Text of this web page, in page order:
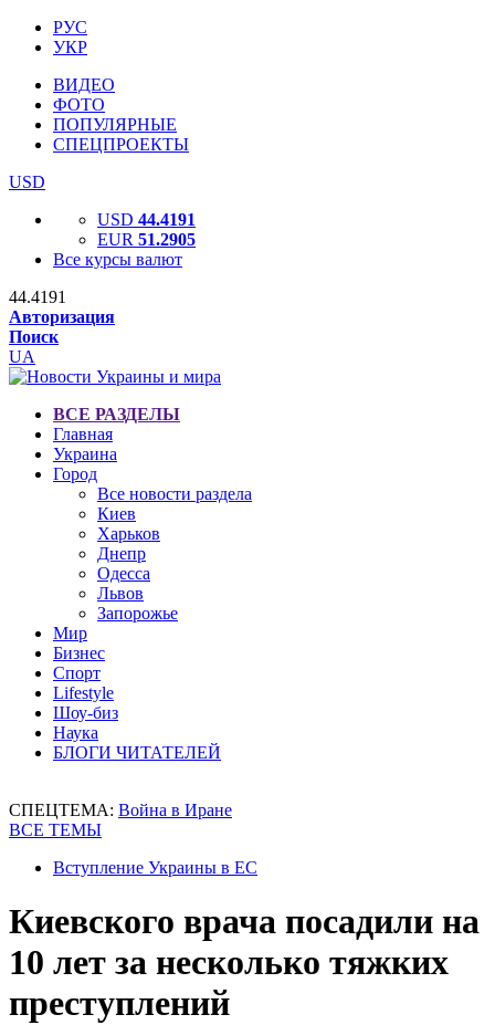
РУС
УКР
ВИДЕО
ФОТО
ПОПУЛЯРНЫЕ
СПЕЦПРОЕКТЫ
USD
USD 44.4191
EUR 51.2905
Все курсы валют
44.4191
Авторизация
Поиск
UA
ВСЕ РАЗДЕЛЫ
Главная
Украина
Город
Все новости раздела
Киев
Харьков
Днепр
Одесса
Львов
Запорожье
Мир
Бизнес
Спорт
Lifestyle
Шоу-биз
Наука
БЛОГИ ЧИТАТЕЛЕЙ
СПЕЦТЕМА: Война в Иране
ВСЕ ТЕМЫ
Вступление Украины в ЕС
Киевского врача посадили на
10 лет за несколько тяжких
преступлений